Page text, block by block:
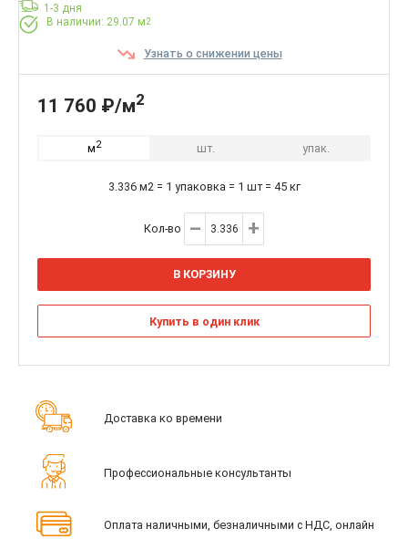
1-3 дня
В наличии: 29.07 м2
Узнать о снижении цены
11 760 ₽/м2
м2 шт. упак.
3.336 м2 = 1 упаковка = 1 шт = 45 кг
Кол-во
В КОРЗИНУ
Купить в один клик
Доставка ко времени
Профессиональные консультанты
Оплата наличными, безналичными с НДС, онлайн